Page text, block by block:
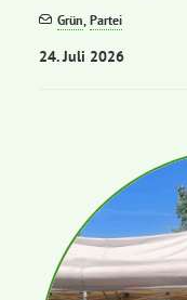
Arbeitsgruppen
Grün,Partei
24. Juli 2026